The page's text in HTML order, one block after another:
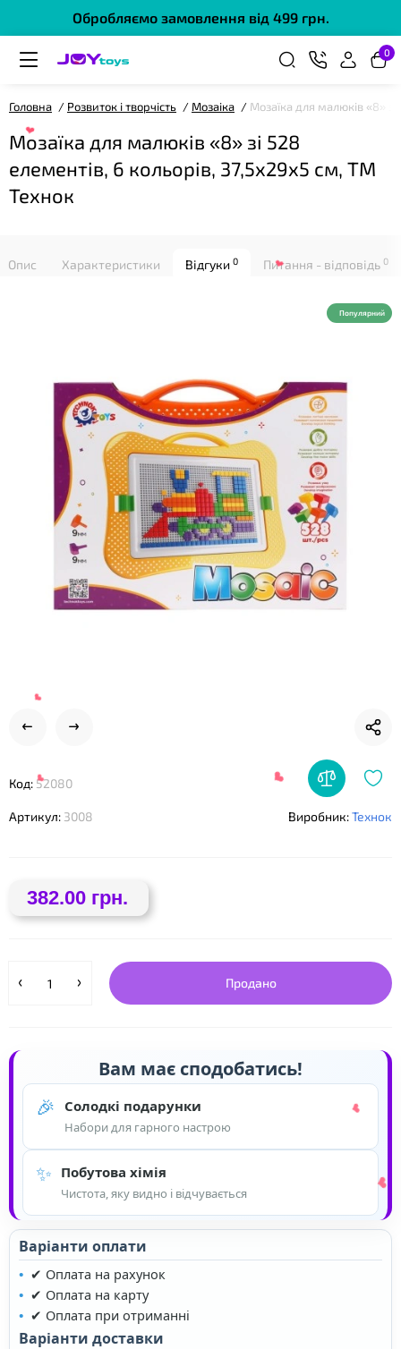
Обробляємо замовлення від 499 грн.
0
Головна Розвиток і творчість Мозаіка Мозаїка для малюків «8»
Мозаїка для малюків «8» зі 528
елементів, 6 кольорів, 37,5х29х5 см, ТМ
Технок
Опис Характеристики Відгуки 0 Питання - відповідь 0
Популярний
Код: 52080
Артикул: 3008 Виробник:Технок
382.00 грн.
Продано
Вам має сподобатись!
🎉 Солодкі подарунки
Набори для гарного настрою
✨ Побутова хімія
Чистота, яку видно і відчувається
Варіанти оплати
✔ Оплата на рахунок
✔ Оплата на карту
✔ Оплата при отриманні
Варіанти доставки
❤
❤